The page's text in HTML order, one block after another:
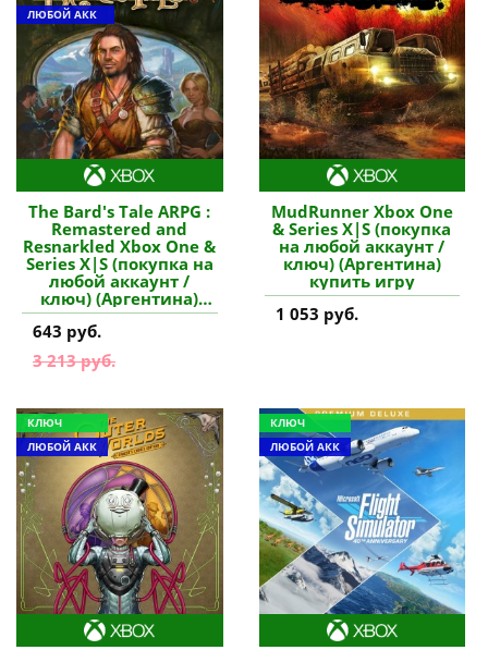
ЛЮБОЙ АКК
The Bard's Tale ARPG :
Remastered and
Resnarkled Xbox One &
Series X|S (покупка на
любой аккаунт /
ключ) (Аргентина)
купить игру
643 руб.
3 213 руб.
MudRunner Xbox One
& Series X|S (покупка
на любой аккаунт /
ключ) (Аргентина)
купить игру
1 053 руб.
КЛЮЧ
ЛЮБОЙ АКК
КЛЮЧ
ЛЮБОЙ АКК